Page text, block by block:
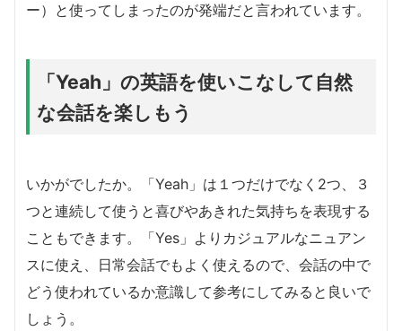
ー）と使ってしまったのが発端だと言われています。
「Yeah」の英語を使いこなして自然
な会話を楽しもう
いかがでしたか。「Yeah」は１つだけでなく2つ、３
つと連続して使うと喜びやあきれた気持ちを表現する
こともできます。「Yes」よりカジュアルなニュアン
スに使え、日常会話でもよく使えるので、会話の中で
どう使われているか意識して参考にしてみると良いで
しょう。